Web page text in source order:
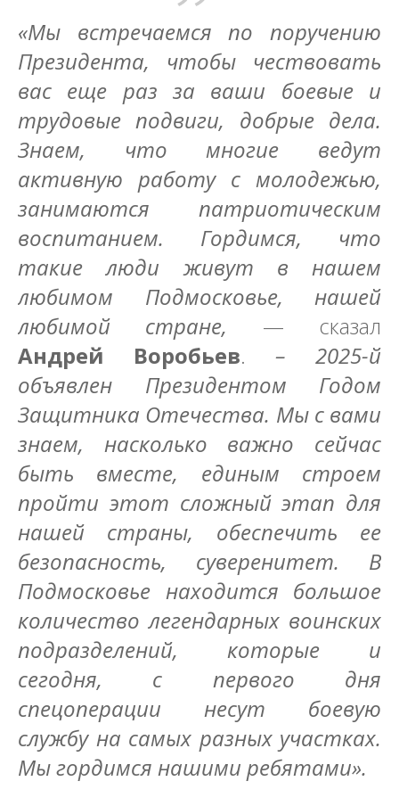
«Мы встречаемся по поручению
Президента, чтобы чествовать
вас еще раз за ваши боевые и
трудовые подвиги, добрые дела.
Знаем, что многие ведут
активную работу с молодежью,
занимаются патриотическим
воспитанием. Гордимся, что
такие люди живут в нашем
любимом Подмосковье, нашей
любимой стране, — сказал
Андрей Воробьев. – 2025-й
объявлен Президентом Годом
Защитника Отечества. Мы с вами
знаем, насколько важно сейчас
быть вместе, единым строем
пройти этот сложный этап для
нашей страны, обеспечить ее
безопасность, суверенитет. В
Подмосковье находится большое
количество легендарных воинских
подразделений, которые и
сегодня, с первого дня
спецоперации несут боевую
службу на самых разных участках.
Мы гордимся нашими ребятами».